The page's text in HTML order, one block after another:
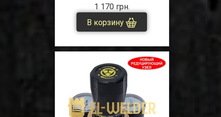
1 170 грн.
В корзину